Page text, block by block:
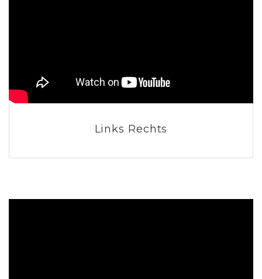
Links Rechts